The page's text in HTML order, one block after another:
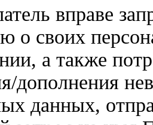
вправе
о своих
а также
дополнения
данных,